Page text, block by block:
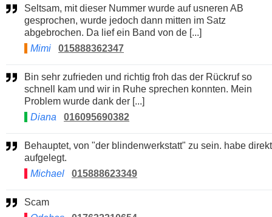
Seltsam, mit dieser Nummer wurde auf usneren AB
gesprochen, wurde jedoch dann mitten im Satz
abgebrochen. Da lief ein Band von de [...]
Mimi
015888362347
Bin sehr zufrieden und richtig froh das der Rückruf so
schnell kam und wir in Ruhe sprechen konnten. Mein
Problem wurde dank der [...]
Diana
016095690382
Behauptet, von "der blindenwerkstatt" zu sein. habe direkt
aufgelegt.
Michael
015888623349
Scam